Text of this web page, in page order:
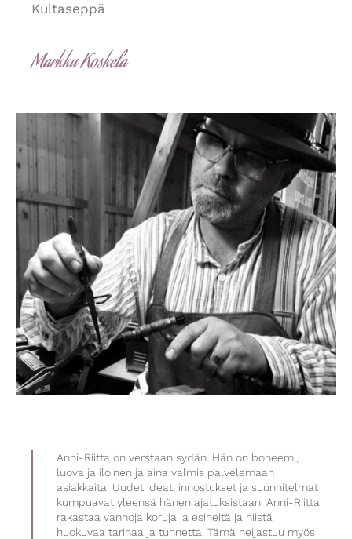
Kultaseppä
Markku Koskela
Anni-Riitta on verstaan sydän. Hän on boheemi,
luova ja iloinen ja aina valmis palvelemaan
asiakkaita. Uudet ideat, innostukset ja suunnitelmat
kumpuavat yleensä hänen ajatuksistaan. Anni-Riitta
rakastaa vanhoja koruja ja esineitä ja niistä
huokuvaa tarinaa ja tunnetta. Tämä heijastuu myös